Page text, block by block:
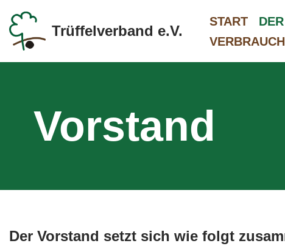
Zum
Inhalt
Trüffelverband e.V.
START
Vorstand
Der Vorstand setzt sich wie folgt